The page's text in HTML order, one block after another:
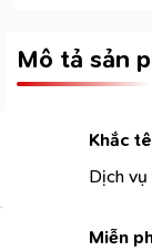
Mô tả sản
Khắc
Dịch vụ
Miễn